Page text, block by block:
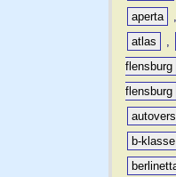
aperta
,
atlas
,
flensburg
flensburg
b-klasse